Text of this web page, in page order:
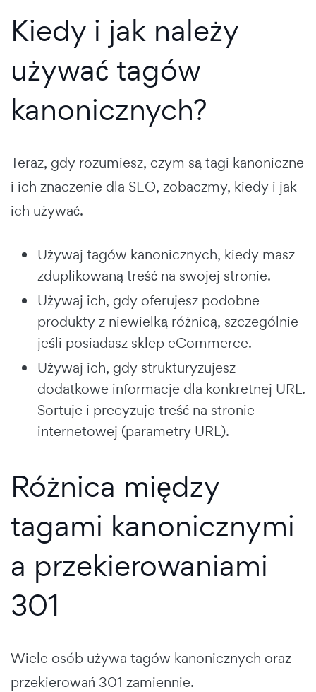
Kiedy i jak należy
używać tagów
kanonicznych?
Teraz, gdy rozumiesz, czym są tagi kanoniczne
i ich znaczenie dla SEO, zobaczmy, kiedy i jak
ich używać.
Używaj tagów kanonicznych, kiedy masz
zduplikowaną treść na swojej stronie.
Używaj ich, gdy oferujesz podobne
produkty z niewielką różnicą, szczególnie
jeśli posiadasz sklep eCommerce.
Używaj ich, gdy strukturyzujesz
dodatkowe informacje dla konkretnej URL.
Sortuje i precyzuje treść na stronie
internetowej (parametry URL).
Różnica między
tagami kanonicznymi
a przekierowaniami
301
Wiele osób używa tagów kanonicznych oraz
przekierowań 301 zamiennie.